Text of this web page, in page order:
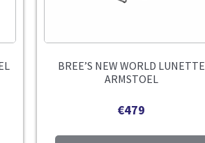
BREE’S NEW WORLD LUNETTE
ARMSTOEL
€479